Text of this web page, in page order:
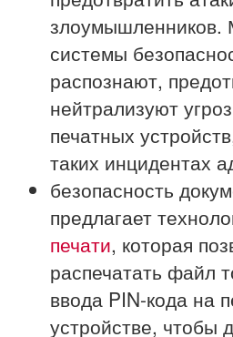
злоумышленников.
системы
распознают,
нейтрализуют
печатных
таких инцидентах
безопасность
предлагает
печати, которая
распечатать файл
ввода PIN-кода на
устройстве, чтобы